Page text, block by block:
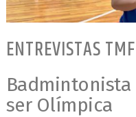
ENTREVISTAS TMF
ser Olímpica